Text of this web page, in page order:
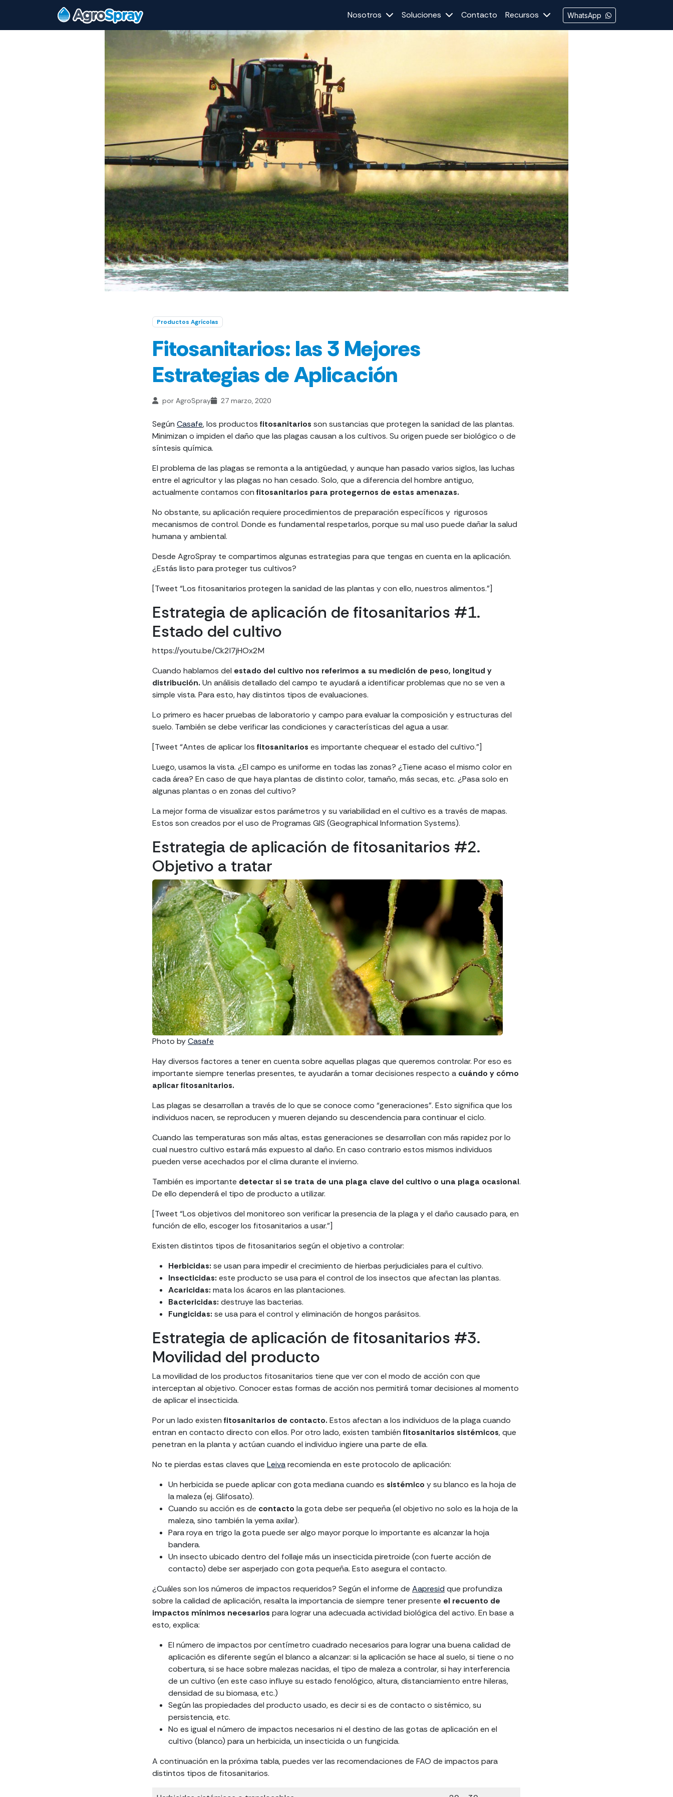
Nosotros Soluciones Contacto Recursos WhatsApp
Productos Agrícolas
Fitosanitarios: las 3 Mejores
Estrategias de Aplicación
por AgroSpray 27 marzo, 2020
Según Casafe, los productos fitosanitarios son sustancias que protegen la sanidad de las plantas.
Minimizan o impiden el daño que las plagas causan a los cultivos. Su origen puede ser biológico o de
síntesis química.
El problema de las plagas se remonta a la antigüedad, y aunque han pasado varios siglos, las luchas
entre el agricultor y las plagas no han cesado. Solo, que a diferencia del hombre antiguo,
actualmente contamos con fitosanitarios para protegernos de estas amenazas.
No obstante, su aplicación requiere procedimientos de preparación específicos y rigurosos
mecanismos de control. Donde es fundamental respetarlos, porque su mal uso puede dañar la salud
humana y ambiental.
Desde AgroSpray te compartimos algunas estrategias para que tengas en cuenta en la aplicación.
¿Estás listo para proteger tus cultivos?
[Tweet “Los fitosanitarios protegen la sanidad de las plantas y con ello, nuestros alimentos.”]
Estrategia de aplicación de fitosanitarios #1.
Estado del cultivo
https://youtu.be/Ck2I7jHOx2M
Cuando hablamos del estado del cultivo nos referimos a su medición de peso, longitud y
distribución. Un análisis detallado del campo te ayudará a identificar problemas que no se ven a
simple vista. Para esto, hay distintos tipos de evaluaciones.
Lo primero es hacer pruebas de laboratorio y campo para evaluar la composición y estructuras del
suelo. También se debe verificar las condiciones y características del agua a usar.
[Tweet “Antes de aplicar los fitosanitarios es importante chequear el estado del cultivo.”]
Luego, usamos la vista. ¿El campo es uniforme en todas las zonas? ¿Tiene acaso el mismo color en
cada área? En caso de que haya plantas de distinto color, tamaño, más secas, etc. ¿Pasa solo en
algunas plantas o en zonas del cultivo?
La mejor forma de visualizar estos parámetros y su variabilidad en el cultivo es a través de mapas.
Estos son creados por el uso de Programas GIS (Geographical Information Systems).
Estrategia de aplicación de fitosanitarios #2.
Objetivo a tratar
Photo byCasafe
Hay diversos factores a tener en cuenta sobre aquellas plagas que queremos controlar. Por eso es
importante siempre tenerlas presentes, te ayudarán a tomar decisiones respecto a cuándo y cómo
aplicar fitosanitarios.
Las plagas se desarrollan a través de lo que se conoce como “generaciones”. Esto significa que los
individuos nacen, se reproducen y mueren dejando su descendencia para continuar el ciclo.
Cuando las temperaturas son más altas, estas generaciones se desarrollan con más rapidez por lo
cual nuestro cultivo estará más expuesto al daño. En caso contrario estos mismos individuos
pueden verse acechados por el clima durante el invierno.
También es importante detectar si se trata de una plaga clave del cultivo o una plaga ocasional.
De ello dependerá el tipo de producto a utilizar.
[Tweet “Los objetivos del monitoreo son verificar la presencia de la plaga y el daño causado para, en
función de ello, escoger los fitosanitarios a usar.”]
Existen distintos tipos de fitosanitarios según el objetivo a controlar:
Herbicidas: se usan para impedir el crecimiento de hierbas perjudiciales para el cultivo.
Insecticidas: este producto se usa para el control de los insectos que afectan las plantas.
Acaricidas: mata los ácaros en las plantaciones.
Bactericidas: destruye las bacterias.
Fungicidas: se usa para el control y eliminación de hongos parásitos.
Estrategia de aplicación de fitosanitarios #3.
Movilidad del producto
La movilidad de los productos fitosanitarios tiene que ver con el modo de acción con que
interceptan al objetivo. Conocer estas formas de acción nos permitirá tomar decisiones al momento
de aplicar el insecticida.
Por un lado existen fitosanitarios de contacto. Estos afectan a los individuos de la plaga cuando
entran en contacto directo con ellos. Por otro lado, existen también fitosanitarios sistémicos, que
penetran en la planta y actúan cuando el individuo ingiere una parte de ella.
No te pierdas estas claves que Leivarecomienda en este protocolo de aplicación:
Un herbicida se puede aplicar con gota mediana cuando es sistémico y su blanco es la hoja de
la maleza (ej. Glifosato).
Cuando su acción es de contacto la gota debe ser pequeña (el objetivo no solo es la hoja de la
maleza, sino también la yema axilar).
Para roya en trigo la gota puede ser algo mayor porque lo importante es alcanzar la hoja
bandera.
Un insecto ubicado dentro del follaje más un insecticida piretroide (con fuerte acción de
contacto) debe ser asperjado con gota pequeña. Esto asegura el contacto.
¿Cuáles son los números de impactos requeridos? Según el informe de Aapresid que profundiza
sobre la calidad de aplicación, resalta la importancia de siempre tener presente el recuento de
impactos mínimos necesarios para lograr una adecuada actividad biológica del activo. En base a
esto, explica:
El número de impactos por centímetro cuadrado necesarios para lograr una buena calidad de
aplicación es diferente según el blanco a alcanzar: si la aplicación se hace al suelo, si tiene o no
cobertura, si se hace sobre malezas nacidas, el tipo de maleza a controlar, si hay interferencia
de un cultivo (en este caso influye su estado fenológico, altura, distanciamiento entre hileras,
densidad de su biomasa, etc.)
Según las propiedades del producto usado, es decir si es de contacto o sistémico, su
persistencia, etc.
No es igual el número de impactos necesarios ni el destino de las gotas de aplicación en el
cultivo (blanco) para un herbicida, un insecticida o un fungicida.
A continuación en la próxima tabla, puedes ver las recomendaciones de FAO de impactos para
distintos tipos de fitosanitarios.